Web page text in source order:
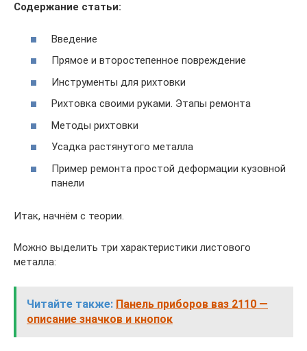
Содер­жа­ние статьи:
Вве­де­ние
Пря­мое и вто­ро­сте­пен­ное повреждение
Инстру­мен­ты для рихтовки
Рих­тов­ка сво­и­ми рука­ми. Эта­пы ремонта
Мето­ды рихтовки
Усад­ка рас­тя­ну­то­го металла
При­мер ремон­та про­стой дефор­ма­ции кузов­ной
панели
Итак, нач­нём с теории.
Мож­но выде­лить три харак­те­ри­сти­ки листо­во­го
металла:
Читайте также: Панель приборов ваз 2110 —
описание значков и кнопок